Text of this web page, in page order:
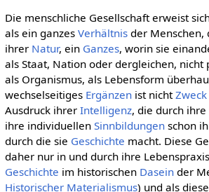
Die menschliche Gesellschaft erweist
als ein ganzes Verhältnisder Menschen,
ihrer Natur, ein Ganzes, worin sie
als Staat, Nation oder dergleichen, nicht
als Organismus, als Lebensform
wechselseitiges Ergänzenist nichtZweck
Ausdruck ihrer Intelligenz, die durch
ihre individuellen Sinnbildungenschon
durch die sie Geschichte macht. Diese
daher nur in und durch ihre
Geschichte im historischen Daseinder
Historischer Materialismus) und als